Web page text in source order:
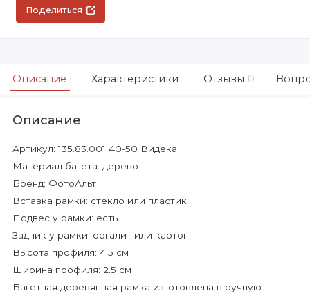
Поделиться
Описание Характеристики Отзывы 0
Описание
Артикул: 135.83.001 40-50 Видека
Материал багета: дерево
Бренд: ФотоАльт
Вставка рамки: стекло или пластик
Подвес у рамки: есть
Задник у рамки: оргалит или картон
Высота профиля: 4.5 см
Ширина профиля: 2.5 см
Багетная деревянная рамка изготовлена в ручную.